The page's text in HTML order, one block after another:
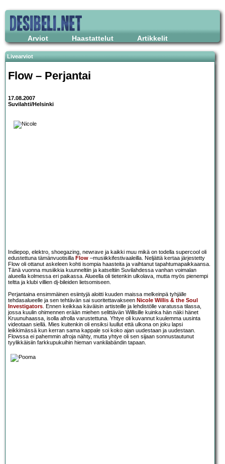
Arviot Haastattelut Artikkelit
Livearviot
Flow – Perjantai
17.08.2007
Suvilahti/Helsinki
Indiepop, elektro, shoegazing, newrave ja kaikki muu mikä on todella supercool oli
edustettuna tämänvuotisilla Flow –musiikkifestivaaleilla. Neljättä kertaa järjestetty
Flow oli ottanut askeleen kohti isompia haasteita ja vaihtanut tapahtumapaikkaansa.
Tänä vuonna musiikkia kuunneltiin ja katseltiin Suvilahdessa vanhan voimalan
alueella kolmessa eri paikassa. Alueella oli tietenkin ulkolava, mutta myös pienempi
teltta ja klubi villien dj-bileiden lietsomiseen.
Perjantaina ensimmäinen esiintyjä aloitti kuuden maissa melkeinpä tyhjälle
tehdasalueelle ja sen tehtävän sai suoritettavakseen Nicole Willis & the Soul
Investigators. Ennen keikkaa käväisin artisteille ja lehdistölle varatussa tilassa,
jossa kuulin ohimennen erään miehen selittävän Willisille kuinka hän näki hänet
Kruunuhaassa, isolla afrolla varustettuna. Yhtye oli kuvannut kuulemma uusinta
videotaan siellä. Mies kuitenkin oli ensiksi luullut että ulkona on joku lapsi
leikkimässä kun kerran sama kappale soi koko ajan uudestaan ja uudestaan.
Flowssa ei pahemmin afroja nähty, mutta yhtye oli sen sijaan sonnustautunut
tyylikkäisiin farkkupukuihin hieman vankilabändin tapaan.